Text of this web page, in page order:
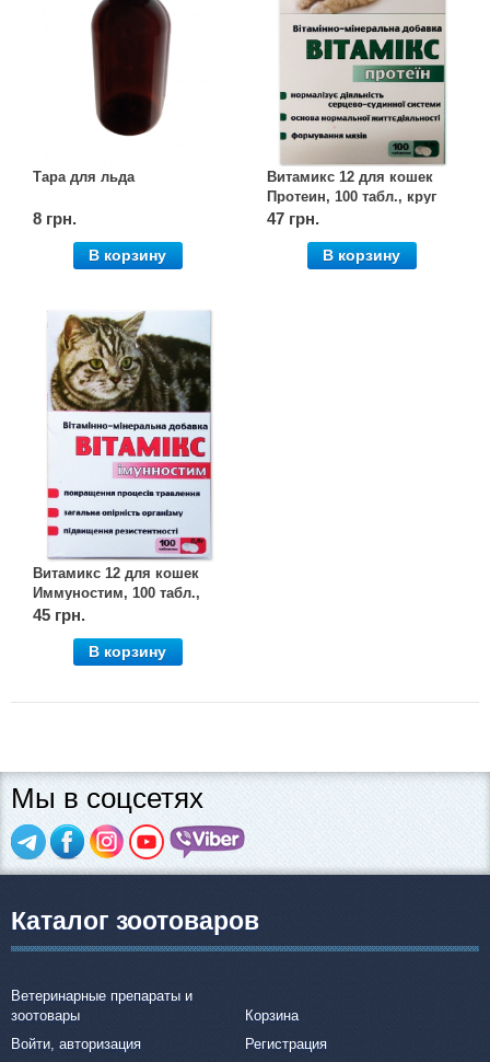
Тара для льда
8 грн.
В корзину
Витамикс 12 для кошек
Протеин, 100 табл., круг
47 грн.
В корзину
Витамикс 12 для кошек
Иммуностим, 100 табл.,
круг
45 грн.
В корзину
Мы в соцсетях
Каталог зоотоваров
Ветеринарные препараты и
зоотовары
Корзина
Войти, авторизация
Регистрация